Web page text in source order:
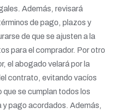
Además, revisará
de pago, plazos y
de que se ajusten a la
para el comprador. Por otro
el abogado velará por la
contrato, evitando vacíos
que se cumplan todos los
y pago acordados. Además,